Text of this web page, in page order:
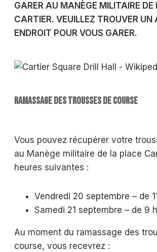
GARER AU MANÈGE MILITAIRE DE
CARTIER. VEUILLEZ TROUVER UN
ENDROIT POUR VOUS GARER.
RAMASSAGE DES TROUSSES DE COURSE
Vous pouvez récupérer votre
au Manège militaire de la place
heures suivantes :
Vendredi 20 septembre – de
Samedi 21 septembre – de 9
Au moment du ramassage des
course, vous recevrez :